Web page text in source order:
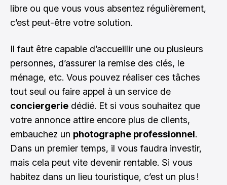
libre ou que vous vous absentez régulièrement,
c’est peut-être votre solution.
Il faut être capable d’accueillir une ou plusieurs
personnes, d’assurer la remise des clés, le
ménage, etc. Vous pouvez réaliser ces tâches
tout seul ou faire appel à un service de
conciergerie dédié. Et si vous souhaitez que
votre annonce attire encore plus de clients,
embauchez un photographe professionnel.
Dans un premier temps, il vous faudra investir,
mais cela peut vite devenir rentable. Si vous
habitez dans un lieu touristique, c’est un plus !